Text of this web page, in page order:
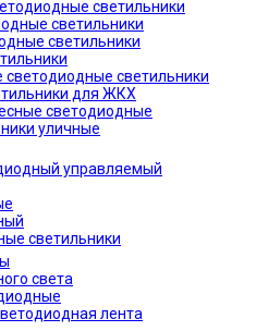
светильники
светильники
светильники
светильники
для ЖКХ
светодиодные
уличные
управляемый
светильники
света
лента